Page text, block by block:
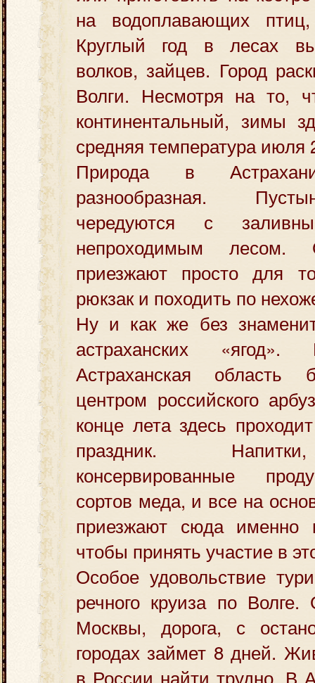
на водоплавающих
Круглый год в лесах
волков, зайцев. Город
Волги. Несмотря на то,
континентальный, зимы
средняя температура июля
Природа в
разнообразная.
чередуются с
непроходимым лесом.
приезжают просто для
рюкзак и походить по
Ну и как же без
астраханских
Астраханская область
центром российского
конце лета здесь
праздник.
консервированные
сортов меда, и все на
приезжают сюда именно
чтобы принять участие в
Особое удовольствие
речного круиза по
Москвы, дорога, с
городах займет 8 дней.
в России найти трудно. В